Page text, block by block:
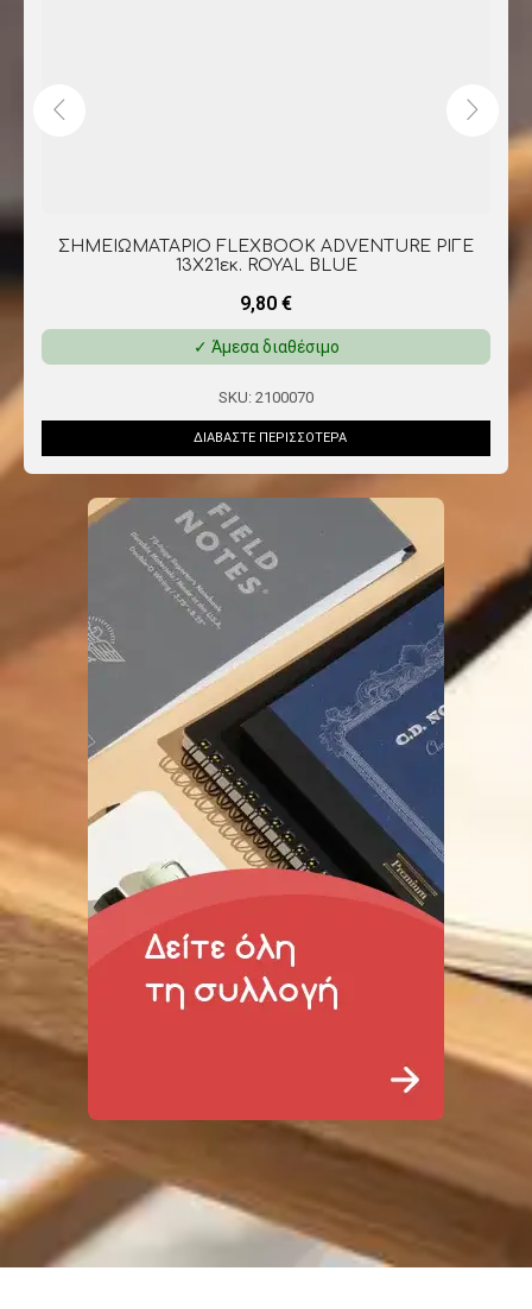
ΣΗΜΕΙΩΜΑΤΑΡΙΟ FLEXBOOK ADVENTURE
DOTTED 13X21εκ. OFF-BLACK
9,80 €
Προσωρινά μη διαθέσιμο
SKU:05044
ΔΙΑΒΆΣΤΕ ΠΕΡΙΣΣΌΤΕΡΑ